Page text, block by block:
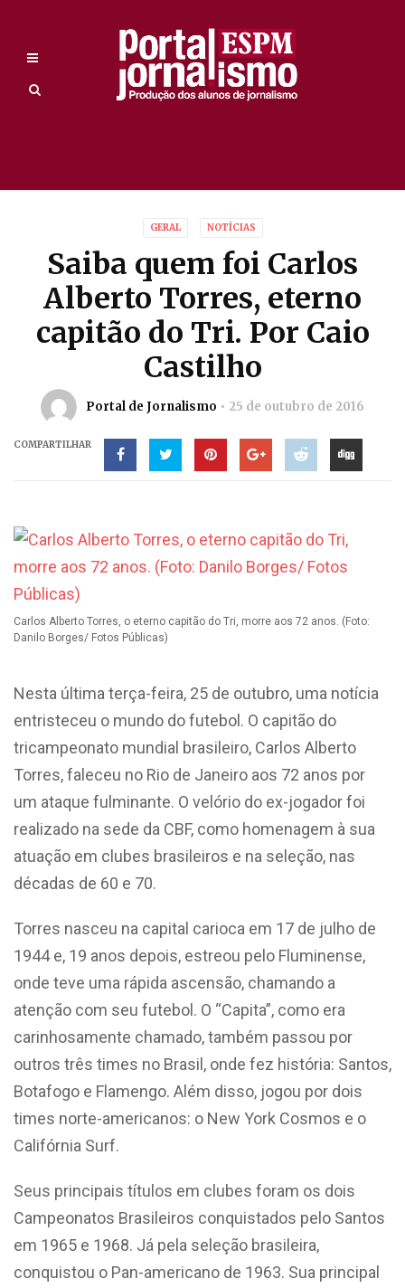
GERAL NOTÍCIAS
Saiba quem foi Carlos
Alberto Torres, eterno
capitão do Tri. Por Caio
Castilho
Portal de Jornalismo 25 de outubro de 2016
COMPARTILHAR
Carlos Alberto Torres, o eterno capitão do Tri, morre aos 72 anos. (Foto:
Danilo Borges/ Fotos Públicas)
Nesta última terça-feira, 25 de outubro, uma notícia
entristeceu o mundo do futebol. O capitão do
tricampeonato mundial brasileiro, Carlos Alberto
Torres, faleceu no Rio de Janeiro aos 72 anos por
um ataque fulminante. O velório do ex-jogador foi
realizado na sede da CBF, como homenagem à sua
atuação em clubes brasileiros e na seleção, nas
décadas de 60 e 70.
Torres nasceu na capital carioca em 17 de julho de
1944 e, 19 anos depois, estreou pelo Fluminense,
onde teve uma rápida ascensão, chamando a
atenção com seu futebol. O “Capita”, como era
carinhosamente chamado, também passou por
outros três times no Brasil, onde fez história: Santos,
Botafogo e Flamengo. Além disso, jogou por dois
times norte-americanos: o New York Cosmos e o
Califórnia Surf.
Seus principais títulos em clubes foram os dois
Campeonatos Brasileiros conquistados pelo Santos
em 1965 e 1968. Já pela seleção brasileira,
conquistou o Pan-americano de 1963. Sua principal